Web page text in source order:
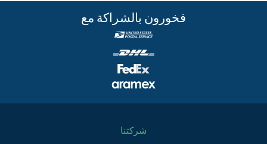
فخورون بالشراكة مع
شركتنا